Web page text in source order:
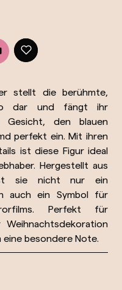
stellt die berühmte,
dar und fängt ihr
Gesicht, den blauen
perfekt ein. Mit ihren
ist diese Figur ideal
Hergestellt aus
ist sie nicht nur ein
auch ein Symbol für
Perfekt für
eine besondere Note.